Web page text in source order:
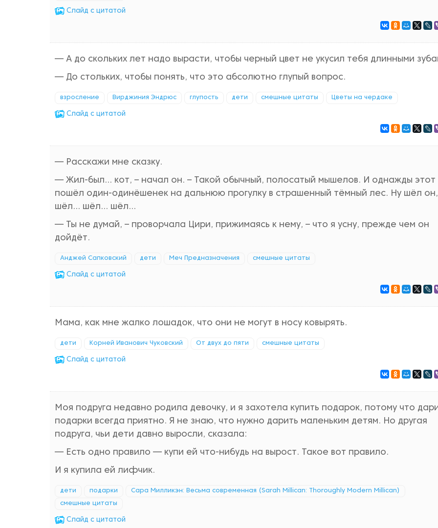
Cлайд с цитатой
— А до скольких лет надо вырасти, чтобы черный цвет не укусил тебя длинными
— До стольких, чтобы понять, что это абсолютно глупый вопрос.
взросление Вирджиния Эндрюс глупость дети смешные цитаты Цветы на чердаке
Cлайд с цитатой
— Расскажи мне сказку.
— Жил-был… кот, – начал он. – Такой обычный, полосатый мышелов. И однажды этот
пошёл один-одинёшенек на дальнюю прогулку в страшенный тёмный лес. Ну шёл он,
шёл… шёл… шёл…
— Ты не думай, – проворчала Цири, прижимаясь к нему, – что я усну, прежде чем он
дойдёт.
Анджей Сапковский дети Меч Предназначения смешные цитаты
Cлайд с цитатой
Мама, как мне жалко лошадок, что они не могут в носу ковырять.
дети Корней Иванович Чуковский От двух до пяти смешные цитаты
Cлайд с цитатой
Моя подруга недавно родила девочку, и я захотела купить подарок, потому что
подарки всегда приятно. Я не знаю, что нужно дарить маленьким детям. Но другая
подруга, чьи дети давно выросли, сказала:
— Есть одно правило — купи ей что-нибудь на вырост. Такое вот правило.
И я купила ей лифчик.
дети подарки Сара Милликэн: Весьма современная (Sarah Millican: Thoroughly Modern Millican)
смешные цитаты
Cлайд с цитатой